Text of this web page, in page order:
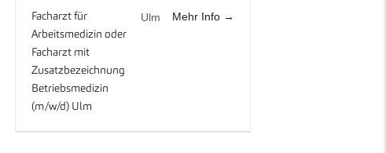
Facharzt für
Arbeitsmedizin oder
Facharzt mit
Zusatzbezeichnung
Betriebsmedizin
(m/w/d) Ulm
Ulm Mehr Info